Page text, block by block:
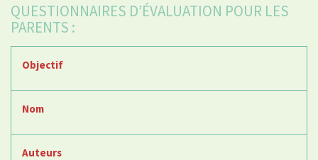
QUESTIONNAIRES D’ÉVALUATION POUR LES
PARENTS :
Objectif
Nom
Auteurs